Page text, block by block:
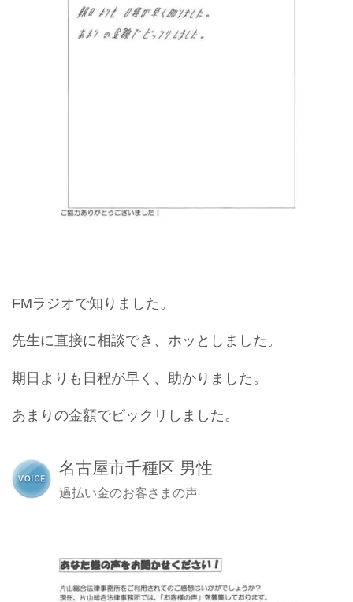
FMラジオで知りました。
先生に直接に相談でき、ホッとしました。
期日よりも日程が早く、助かりました。
あまりの金額でビックリしました。
名古屋市千種区 男性
過払い金のお客さまの声